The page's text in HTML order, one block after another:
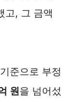
고, 그 금액
준으로 부정
원을 넘어섰